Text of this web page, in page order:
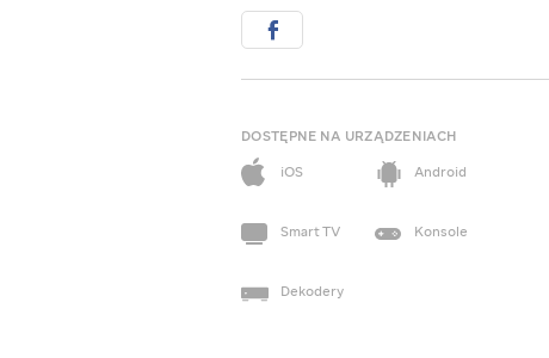
DOSTĘPNE NA URZĄDZENIACH
iOS
Android
Smart TV Konsole
Dekodery